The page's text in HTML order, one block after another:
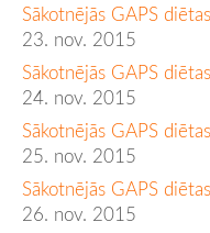
Sākotnējās GAPS
23. nov. 2015
Sākotnējās GAPS
24. nov. 2015
Sākotnējās GAPS
25. nov. 2015
Sākotnējās GAPS
26. nov. 2015